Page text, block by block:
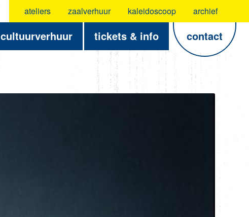
ateliers zaalverhuur kaleidoscoop archief
cultuurverhuur tickets & info contact